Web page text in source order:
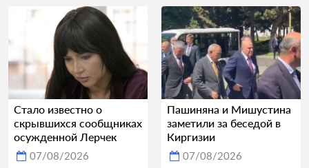
Стало известно о
скрывшихся сообщниках
осужденной Лерчек
07/08/2026
Пашиняна и Мишустина
заметили за беседой в
Киргизии
07/08/2026